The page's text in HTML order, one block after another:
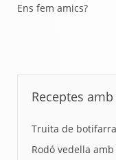
Ens fem amics?
Receptes
Truita de
Rodó vedella